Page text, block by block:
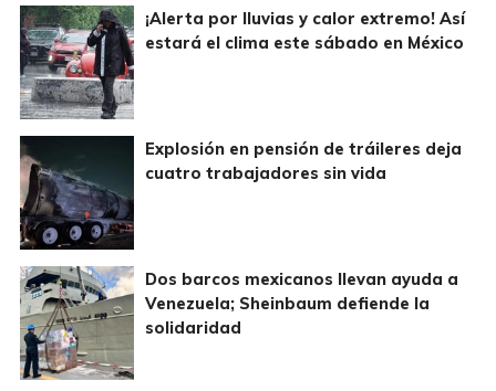
¡Alerta por lluvias y calor extremo! Así
estará el clima este sábado en México
Explosión en pensión de tráileres deja
cuatro trabajadores sin vida
Dos barcos mexicanos llevan ayuda a
Venezuela; Sheinbaum defiende la
solidaridad